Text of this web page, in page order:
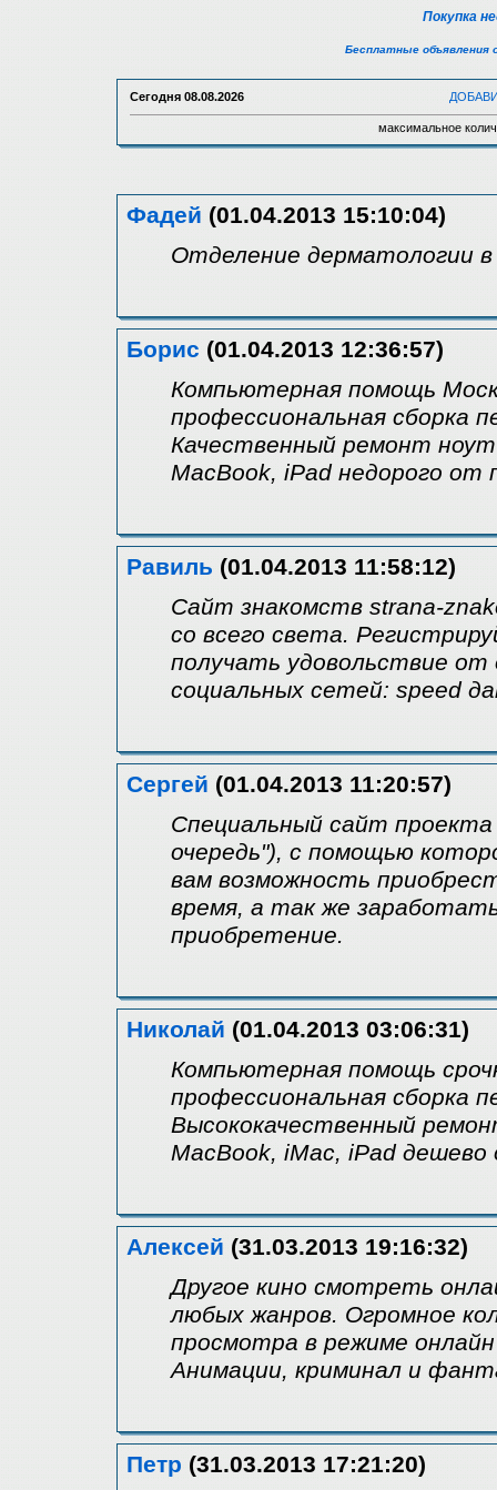
Покупка
Бесплатные объявления
Сегодня 08.08.2026
максимальное
Фадей (01.04.2013 15:10:04)
Отделение дерматологии
Борис (01.04.2013 12:36:57)
Компьютерная помощь
профессиональная сборка
Качественный ремонт
MacBook, iPad недорого от
Равиль (01.04.2013 11:58:12)
Сайт знакомств strana-
со всего света.
получать удовольствие
социальных сетей: speed
Сергей (01.04.2013 11:20:57)
Специальный сайт
очередь"), с помощью
вам возможность
время, а так же
приобретение.
Николай (01.04.2013 03:06:31)
Компьютерная помощь
профессиональная сборка
Высококачественный
MacBook, iMac, iPad
Алексей (31.03.2013 19:16:32)
Другое кино смотреть
любых жанров. Огромное
просмотра в режиме
Анимации, криминал и
Петр (31.03.2013 17:21:20)